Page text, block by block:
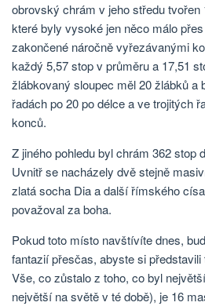
obrovský chrám v jeho středu
které byly vysoké jen něco málo
zakončené náročně vyřezávanými
každý 5,57 stop v průměru a 17,51
žlábkovaný sloupec měl 20 žlábků a
řadách po 20 po délce a ve trojitých
konců.
Z jiného pohledu byl chrám 362 stop
Uvnitř se nacházely dvě stejně
zlatá socha Dia a další římského
považoval za boha.
Pokud toto místo navštívíte dnes,
fantazií přesčas, abyste si
Vše, co zůstalo z toho, co byl
největší na světě v té době), je 16